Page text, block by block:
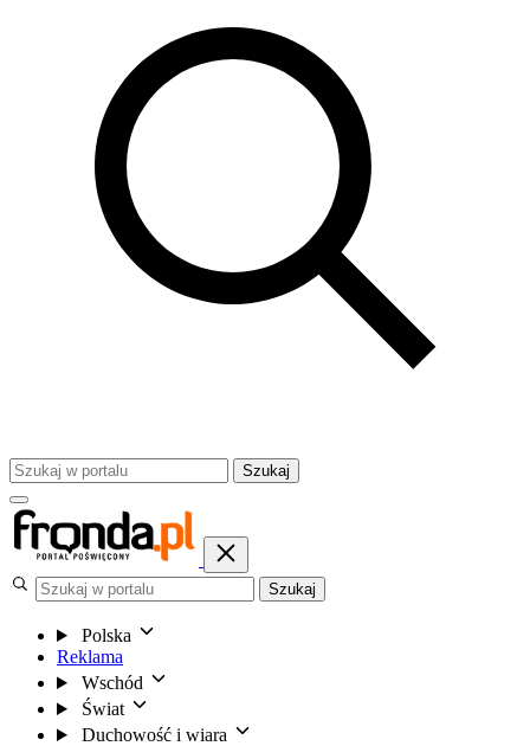
Szukaj
Szukaj
Polska
Reklama
Wschód
Świat
Duchowość i wiara